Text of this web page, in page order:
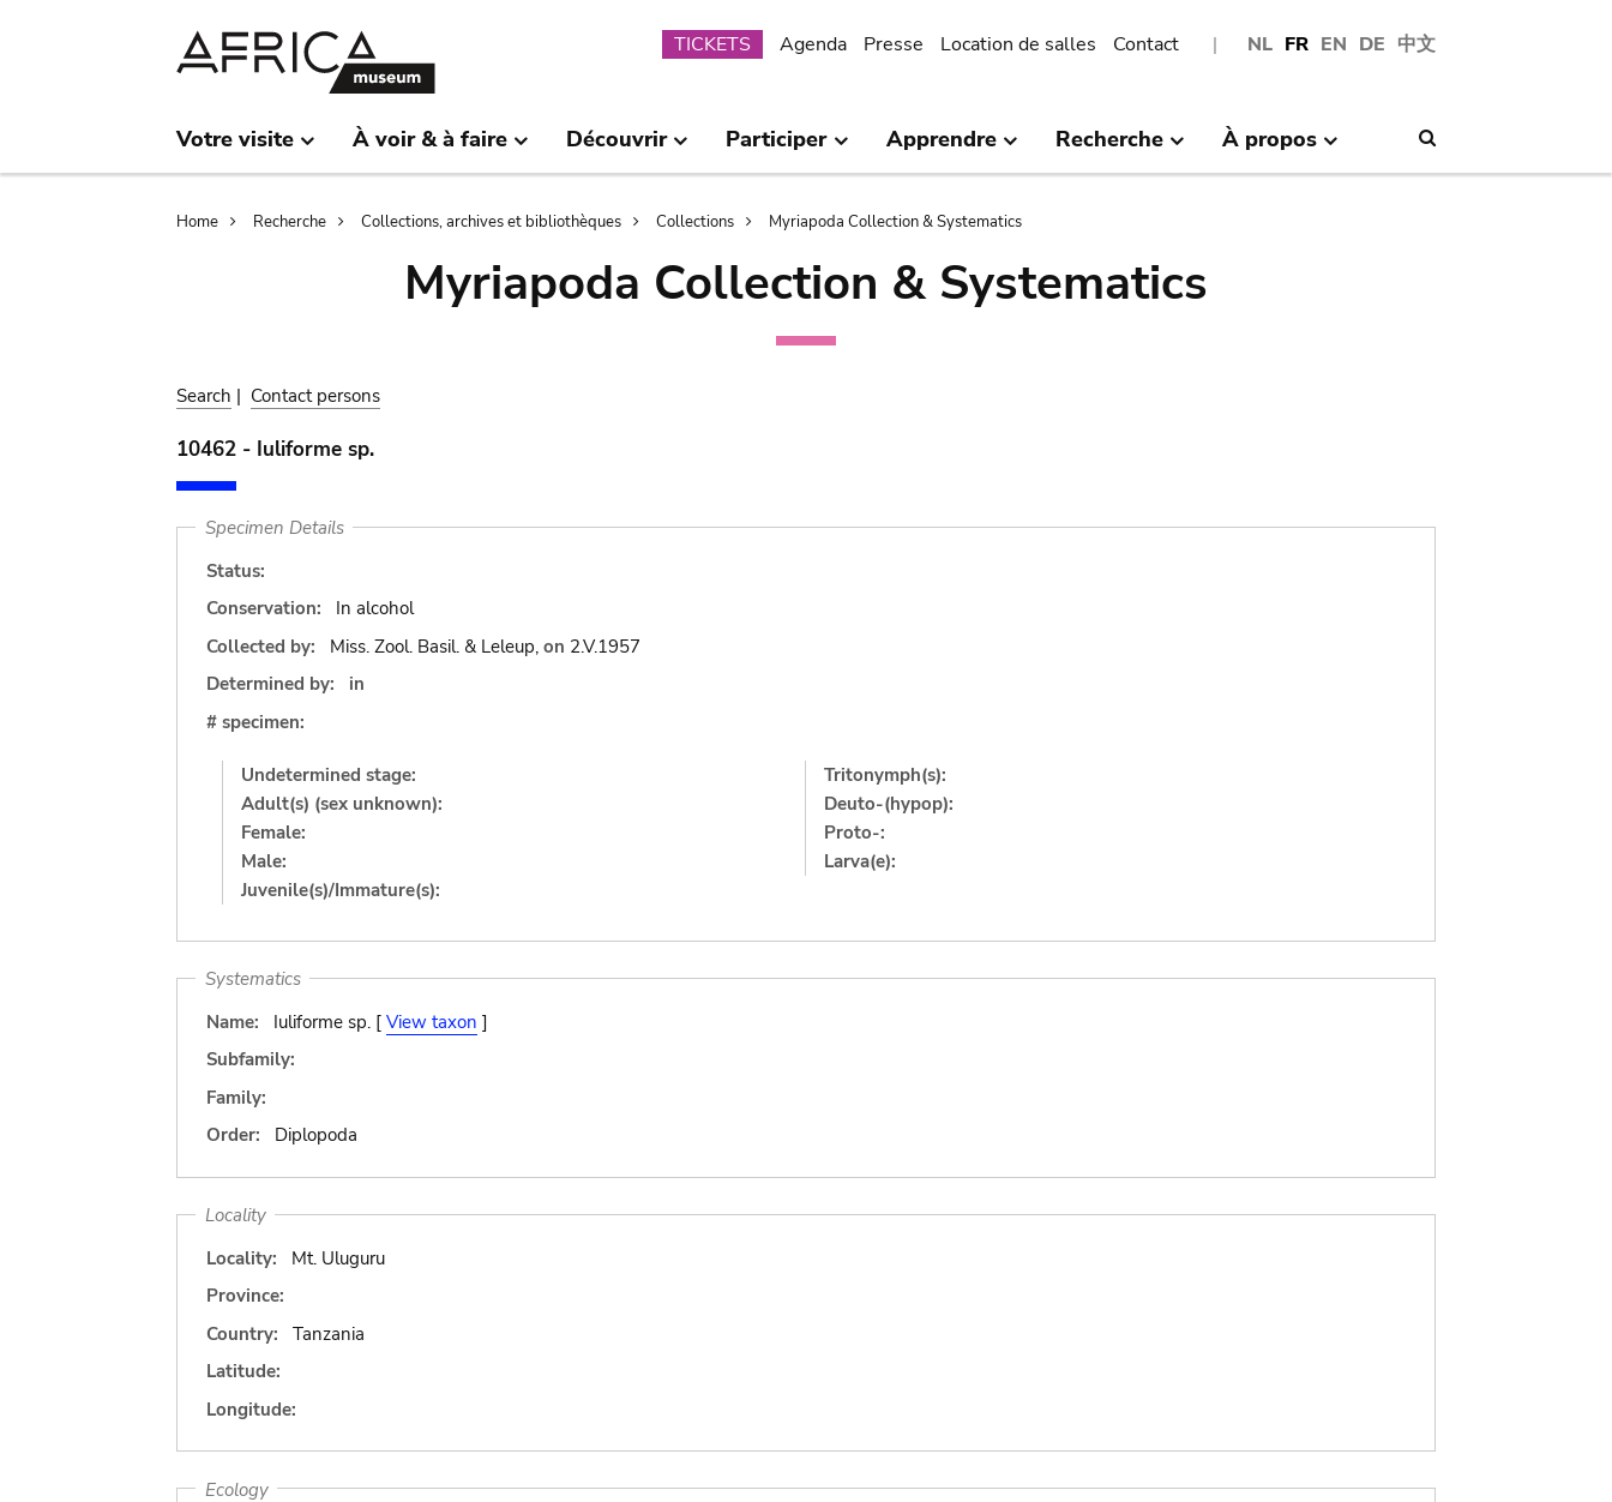
NL FR EN DE 中文
Submenu
TICKETS Agenda Presse Location de salles Contact
Votre visite À voir & à faire Découvrir Participer Apprendre Recherche À propos
Breadcrumb
Home Recherche Collections, archives et bibliothèques Collections Myriapoda Collection & Systematics
Myriapoda Collection & Systematics
Search | Contact persons
10462 - Iuliforme sp.
Specimen Details
Status:
Conservation:
In alcohol
Collected by:
Miss. Zool. Basil. & Leleup, on 2.V.1957
Determined by:
in
# specimen:
Undetermined stage:
Adult(s) (sex unknown):
Female:
Male:
Juvenile(s)/Immature(s):
Tritonymph(s):
Deuto-(hypop):
Proto-:
Larva(e):
Systematics
Name:
Iuliforme sp. [ View taxon ]
Subfamily:
Family:
Order:
Diplopoda
Locality
Locality:
Mt. Uluguru
Province:
Country:
Tanzania
Latitude:
Longitude:
Ecology